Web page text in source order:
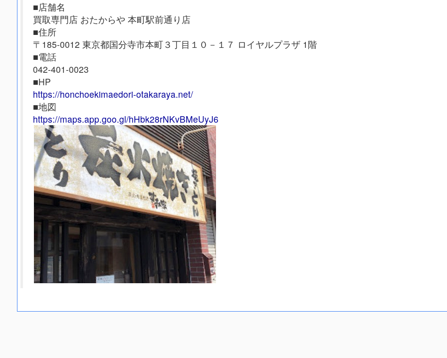
■店舗名
買取専門店 おたからや 本町駅前通り店
■住所
〒185-0012 東京都国分寺市本町３丁目１０－１７ ロイヤルプラザ 1階
■電話
042-401-0023
■HP
https://honchoekimaedori-otakaraya.net/
■地図
https://maps.app.goo.gl/hHbk28rNKvBMeUyJ6